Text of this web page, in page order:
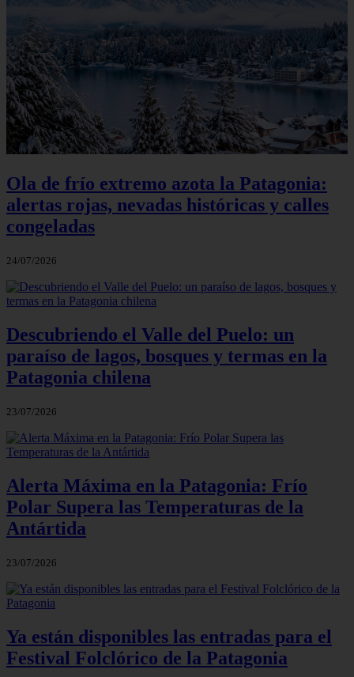
Ola de frío extremo azota la Patagonia:
alertas rojas, nevadas históricas y calles
congeladas
24/07/2026
Descubriendo el Valle del Puelo: un
paraíso de lagos, bosques y termas en la
Patagonia chilena
23/07/2026
Alerta Máxima en la Patagonia: Frío
Polar Supera las Temperaturas de la
Antártida
23/07/2026
Ya están disponibles las entradas para el
Festival Folclórico de la Patagonia